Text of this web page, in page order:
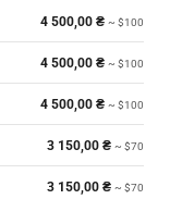
4 500,00 ₴ ~ $100
4 500,00 ₴ ~ $100
4 500,00 ₴ ~ $100
3 150,00 ₴ ~ $70
3 150,00 ₴ ~ $70